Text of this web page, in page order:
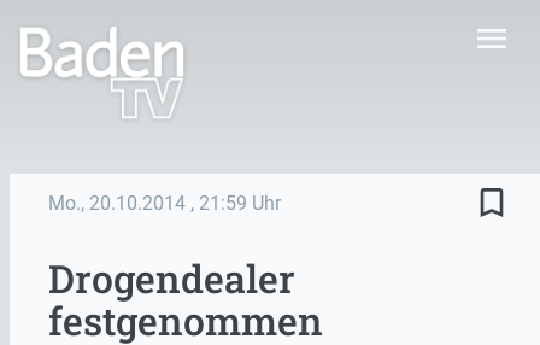
menu
Mo., 20.10.2014 , 21:59 Uhr bookmark_border
Drogendealer
festgenommen